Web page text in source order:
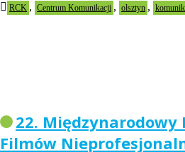
RCK , Centrum Komunikacji , olsztyn ,
22. Międzynarodowy
Filmów